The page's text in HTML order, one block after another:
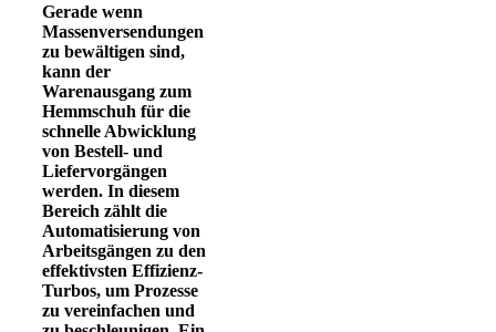
Gerade wenn
Massenversendungen
zu bewältigen sind,
kann der
Warenausgang zum
Hemmschuh für die
schnelle Abwicklung
von Bestell- und
Liefervorgängen
werden. In diesem
Bereich zählt die
Automatisierung von
Arbeitsgängen zu den
effektivsten Effizienz-
Turbos, um Prozesse
zu vereinfachen und